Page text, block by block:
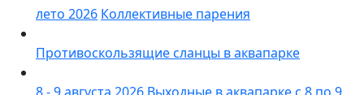
лето 2026 Коллективные парения
Противоскользящие сланцы в аквапарке